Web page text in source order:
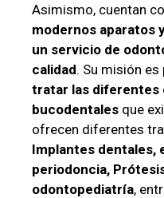
Asimismo, cuentan
modernos aparatos
un servicio de
calidad. Su misión es
tratar las diferentes
bucodentales que
ofrecen diferentes
Implantes dentales,
periodoncia,
odontopediatría,